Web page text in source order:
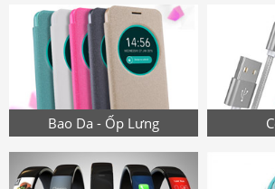
Bao Da - Ốp Lưng